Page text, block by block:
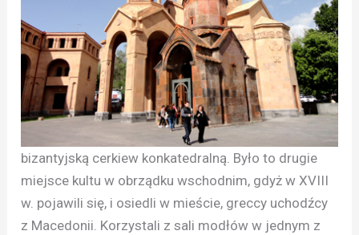
bizantyjską cerkiew konkatedralną. Było to drugie
miejsce kultu w obrządku wschodnim, gdyż w XVIII
w. pojawili się, i osiedli w mieście, greccy uchodźcy
z Macedonii. Korzystali z sali modłów w jednym z